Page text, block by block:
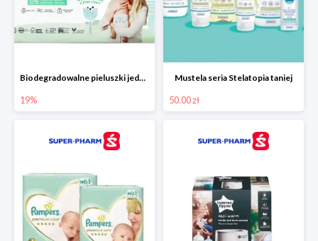
Biodegradowalne pieluszki jednorazowe -19%
19%
Mustela seria Stelatopia taniej
50.00 zł